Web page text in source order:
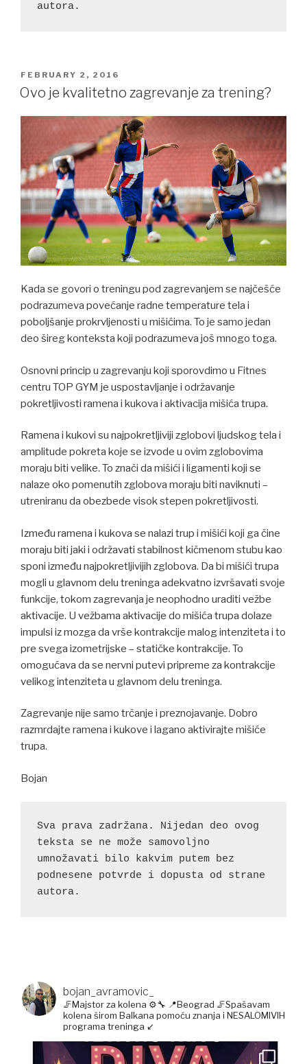
autora.
POSTED
ON
FEBRUARY 2, 2016
Ovo je kvalitetno zagrevanje za trening?
Kada se govori o treningu pod zagrevanjem se najčešće
podrazumeva povećanje radne temperature tela i
poboljšanje prokrvljenosti u mišićima. To je samo jedan
deo šireg konteksta koji podrazumeva još mnogo toga.
Osnovni princip u zagrevanju koji sporovdimo u Fitnes
centru TOP GYM je uspostavljanje i održavanje
pokretljivosti ramena i kukova i aktivacija mišića trupa.
Ramena i kukovi su najpokretljiviji zglobovi ljudskog tela i
amplitude pokreta koje se izvode u ovim zglobovima
moraju biti velike. To znači da mišići i ligamenti koji se
nalaze oko pomenutih zglobova moraju biti naviknuti –
utreniranu da obezbede visok stepen pokretljivosti.
Između ramena i kukova se nalazi trup i mišići koji ga čine
moraju biti jaki i održavati stabilnost kičmenom stubu kao
sponi između najpokretljivijih zglobova. Da bi mišići trupa
mogli u glavnom delu treninga adekvatno izvršavati svoje
funkcije, tokom zagrevanja je neophodno uraditi vežbe
aktivacije. U vežbama aktivacije do mišića trupa dolaze
impulsi iz mozga da vrše kontrakcije malog intenziteta i to
pre svega izometrijske – statičke kontrakcije. To
omogućava da se nervni putevi pripreme za kontrakcije
velikog intenziteta u glavnom delu treninga.
Zagrevanje nije samo trčanje i preznojavanje. Dobro
razmrdajte ramena i kukove i lagano aktivirajte mišiće
trupa.
Bojan
Sva prava zadržana. Nijedan deo ovog
teksta se ne može samovoljno
umnožavati bilo kakvim putem bez
podnesene potvrde i dopusta od strane
autora.
bojan_avramovic_
🦵Majstor za kolena ⚙️🔧 📍Beograd 🦵Spašavam
kolena širom Balkana pomoću znanja i NESALOMIVIH
programa treninga ↙️